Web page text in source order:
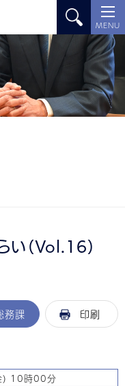
MENU
い（Vol.16）
務課 印刷
10時00分